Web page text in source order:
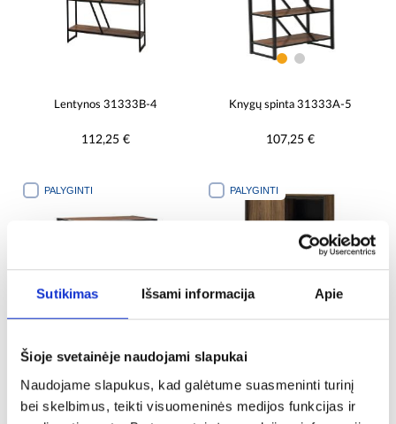
Sutikimas Išsami informacija Apie
Šioje svetainėje naudojami slapukai
Naudojame slapukus, kad galėtume suasmeninti turinį
bei skelbimus, teikti visuomeninės medijos funkcijas ir
Lentynos 31333B-4
112,25 €
Knygų spinta 31333A-5
107,25 €
PALYGINTI
64,75 €
PALYGINTI
2d3s Walnut War/San Seb/Black
207,25 €